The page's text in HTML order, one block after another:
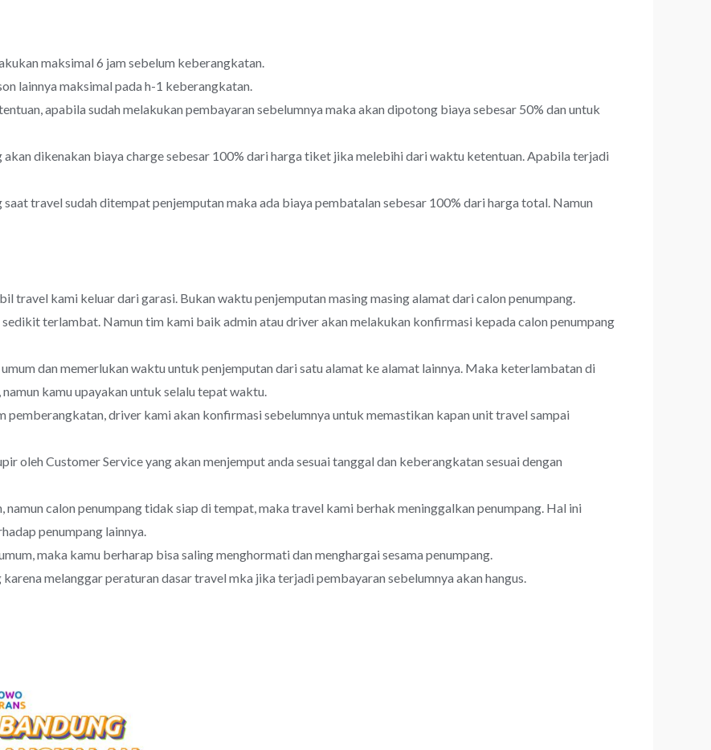
maksimal 6 jam sebelum keberangkatan.
lainnya maksimal pada h-1 keberangkatan.
apabila sudah melakukan pembayaran sebelumnya maka akan dipotong biaya sebesar 50% dan untuk
akan dikenakan biaya charge sebesar 100% dari harga tiket jika melebihi dari waktu ketentuan. Apabila terjadi
travel sudah ditempat penjemputan maka ada biaya pembatalan sebesar 100% dari harga total. Namun
travel kami keluar dari garasi. Bukan waktu penjemputan masing masing alamat dari calon penumpang.
terlambat. Namun tim kami baik admin atau driver akan melakukan konfirmasi kepada calon penumpang
dan memerlukan waktu untuk penjemputan dari satu alamat ke alamat lainnya. Maka keterlambatan di
kamu upayakan untuk selalu tepat waktu.
pemberangkatan, driver kami akan konfirmasi sebelumnya untuk memastikan kapan unit travel sampai
oleh Customer Service yang akan menjemput anda sesuai tanggal dan keberangkatan sesuai dengan
calon penumpang tidak siap di tempat, maka travel kami berhak meninggalkan penumpang. Hal ini
penumpang lainnya.
maka kamu berharap bisa saling menghormati dan menghargai sesama penumpang.
melanggar peraturan dasar travel mka jika terjadi pembayaran sebelumnya akan hangus.